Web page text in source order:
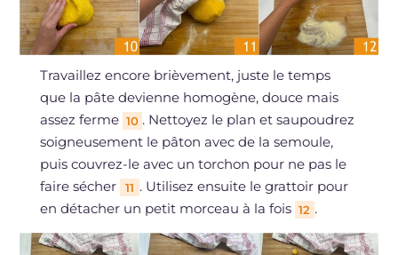
Travaillez encore brièvement, juste le temps
que la pâte devienne homogène, douce mais
assez ferme 10 . Nettoyez le plan et saupoudrez
soigneusement le pâton avec de la semoule,
puis couvrez-le avec un torchon pour ne pas le
faire sécher
11 . Utilisez ensuite le grattoir pour
en détacher un petit morceau à la fois 12 .